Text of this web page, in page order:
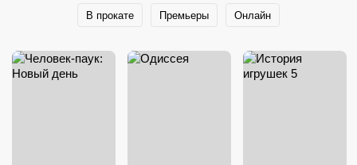
В прокате Премьеры Онлайн